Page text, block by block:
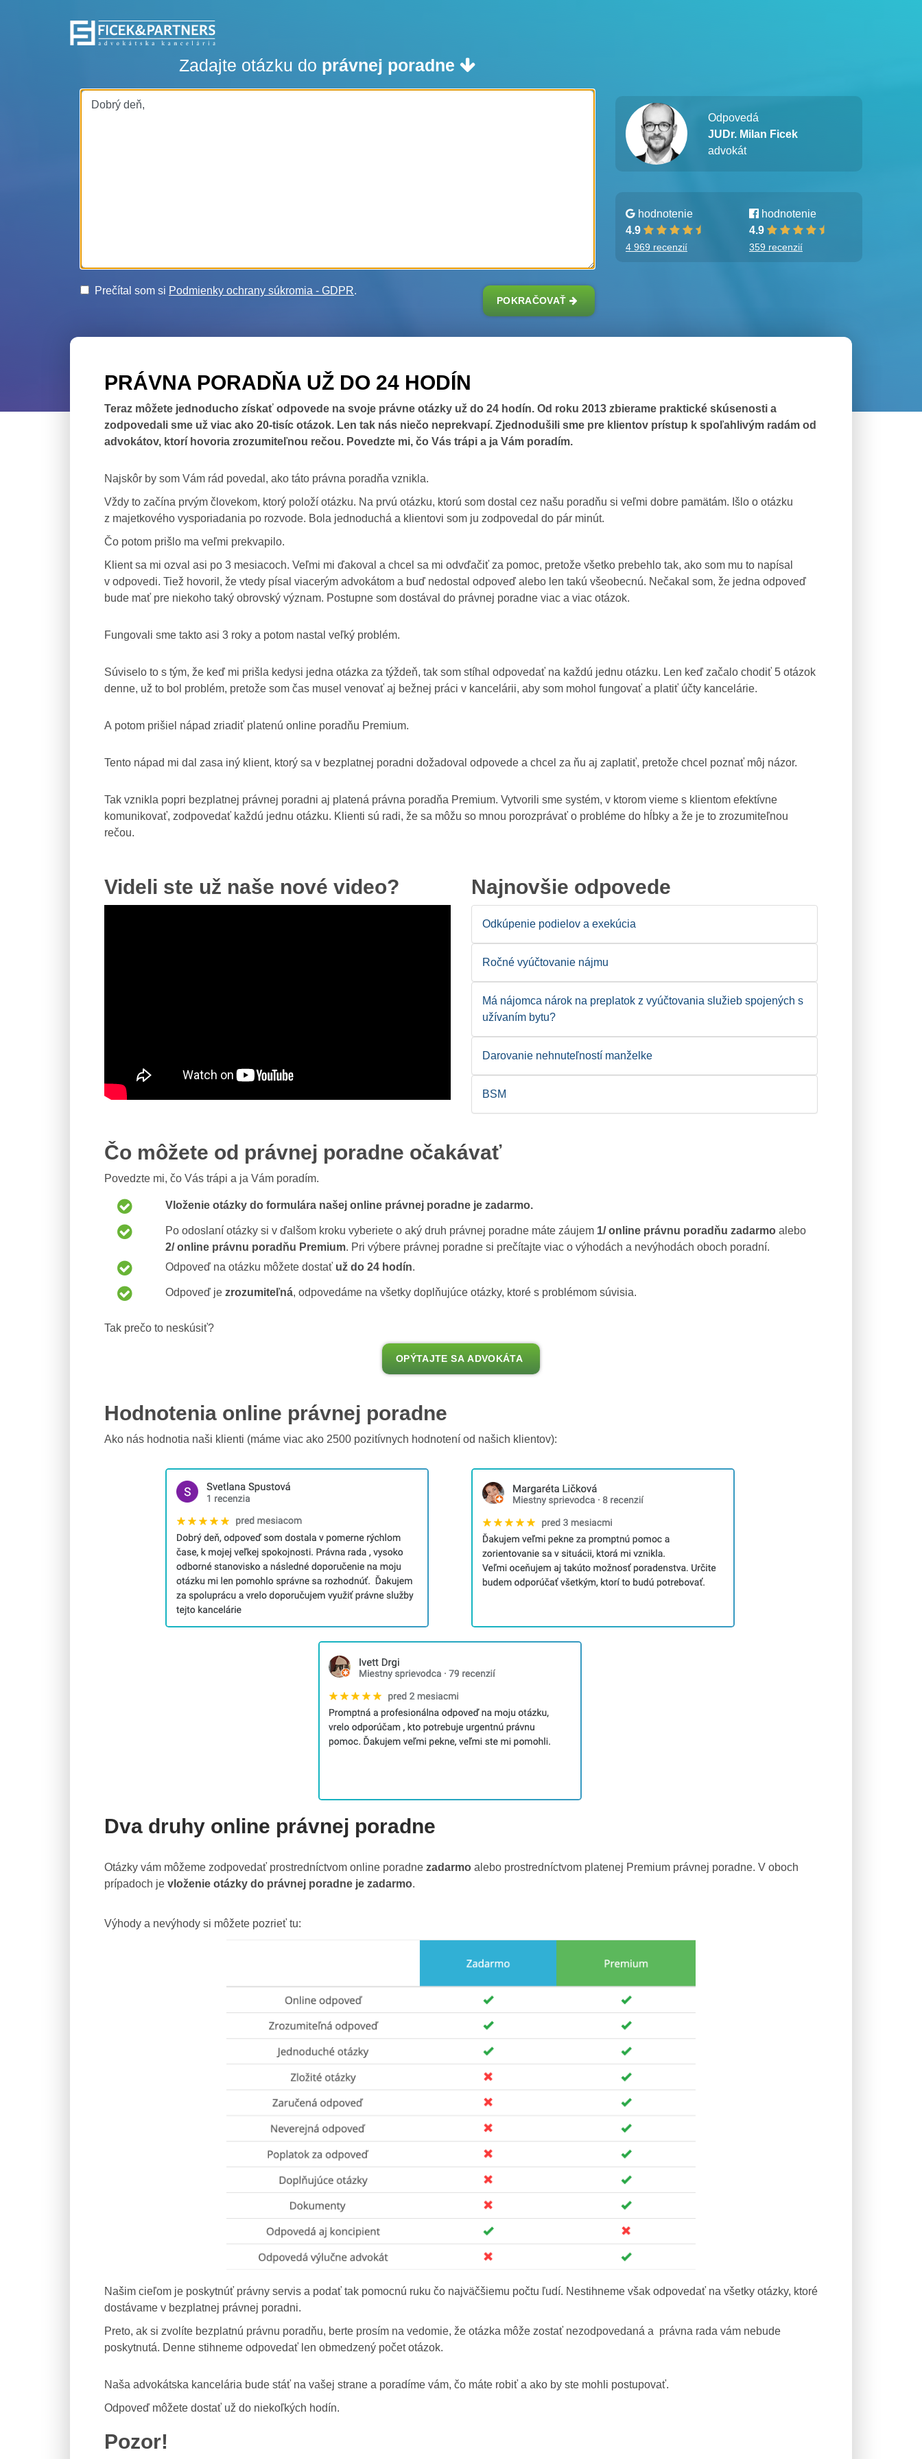
Zadajte otázku do právnej poradne
Odpovedá
JUDr. Milan Ficek
advokát
hodnotenie
4.9
4 969 recenzií
hodnotenie
4.9
359 recenzií
Prečítal som si Podmienky ochrany súkromia - GDPR.
POKRAČOVAŤ
PRÁVNA PORADŇA UŽ DO 24 HODÍN
Teraz môžete jednoducho získať odpovede na svoje právne otázky už do 24 hodín. Od roku 2013 zbierame praktické skúsenosti a
zodpovedali sme už viac ako 20-tisíc otázok. Len tak nás niečo neprekvapí. Zjednodušili sme pre klientov prístup k spoľahlivým radám od
advokátov, ktorí hovoria zrozumiteľnou rečou. Povedzte mi, čo Vás trápi a ja Vám poradím.
Najskôr by som Vám rád povedal, ako táto právna poradňa vznikla.
Vždy to začína prvým človekom, ktorý položí otázku. Na prvú otázku, ktorú som dostal cez našu poradňu si veľmi dobre pamätám. Išlo o otázku
z majetkového vysporiadania po rozvode. Bola jednoduchá a klientovi som ju zodpovedal do pár minút.
Čo potom prišlo ma veľmi prekvapilo.
Klient sa mi ozval asi po 3 mesiacoch. Veľmi mi ďakoval a chcel sa mi odvďačiť za pomoc, pretože všetko prebehlo tak, ako som mu to napísal
v odpovedi. Tiež hovoril, že vtedy písal viacerým advokátom a buď nedostal odpoveď alebo len takú všeobecnú. Nečakal som, že jedna odpoveď
bude mať pre niekoho taký obrovský význam. Postupne som dostával do právnej poradne viac a viac otázok.
Fungovali sme takto asi 3 roky a potom nastal veľký problém.
Súviselo to s tým, že keď mi prišla kedysi jedna otázka za týždeň, tak som stíhal odpovedať na každú jednu otázku. Len keď začalo chodiť 5 otázok
denne, už to bol problém, pretože som čas musel venovať aj bežnej práci v kancelárii, aby som mohol fungovať a platiť účty kancelárie.
A potom prišiel nápad zriadiť platenú online poradňu Premium.
Tento nápad mi dal zasa iný klient, ktorý sa v bezplatnej poradni dožadoval odpovede a chcel za ňu aj zaplatiť, pretože chcel poznať môj názor.
Tak vznikla popri bezplatnej právnej poradni aj platená právna poradňa Premium. Vytvorili sme systém, v ktorom vieme s klientom efektívne
komunikovať, zodpovedať každú jednu otázku. Klienti sú radi, že sa môžu so mnou porozprávať o probléme do hĺbky a že je to zrozumiteľnou
rečou.
Videli ste už naše nové video? Najnovšie odpovede
Odkúpenie podielov a exekúcia
Ročné vyúčtovanie nájmu
Má nájomca nárok na preplatok z vyúčtovania služieb spojených s
užívaním bytu?
Darovanie nehnuteľností manželke
BSM
Čo môžete od právnej poradne očakávať
Povedzte mi, čo Vás trápi a ja Vám poradím.
Vloženie otázky do formulára našej online právnej poradne je zadarmo.
Po odoslaní otázky si v ďalšom kroku vyberiete o aký druh právnej poradne máte záujem 1/ online právnu poradňu zadarmo alebo
2/ online právnu poradňu Premium. Pri výbere právnej poradne si prečítajte viac o výhodách a nevýhodách oboch poradní.
Odpoveď na otázku môžete dostať už do 24 hodín.
Odpoveď jezrozumiteľná, odpovedáme na všetky doplňujúce otázky, ktoré s problémom súvisia.
Tak prečo to neskúsiť?
OPÝTAJTE SA ADVOKÁTA
Hodnotenia online právnej poradne
Ako nás hodnotia naši klienti (máme viac ako 2500 pozitívnych hodnotení od našich klientov):
Dva druhy online právnej poradne
Otázky vám môžeme zodpovedať prostredníctvom online poradne zadarmo alebo prostredníctvom platenej Premium právnej poradne. V oboch
prípadoch je vloženie otázky do právnej poradne je zadarmo.
Výhody a nevýhody si môžete pozrieť tu:
Našim cieľom je poskytnúť právny servis a podať tak pomocnú ruku čo najväčšiemu počtu ľudí. Nestihneme však odpovedať na všetky otázky, ktoré
dostávame v bezplatnej právnej poradni.
Preto, ak si zvolíte bezplatnú právnu poradňu, berte prosím na vedomie, že otázka môže zostať nezodpovedaná a právna rada vám nebude
poskytnutá. Denne stihneme odpovedať len obmedzený počet otázok.
Naša advokátska kancelária bude stáť na vašej strane a poradíme vám, čo máte robiť a ako by ste mohli postupovať.
Odpoveď môžete dostať už do niekoľkých hodín.
Pozor!